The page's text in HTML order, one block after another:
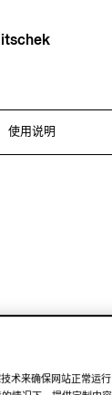
使用说明
术来确保网站正常运